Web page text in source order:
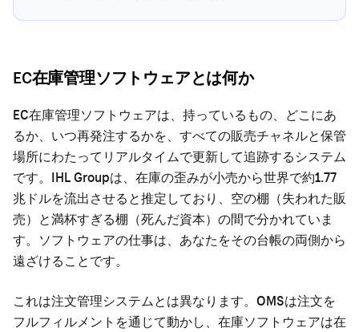
EC在庫管理ソフトウェアとは何か
EC在庫管理ソフトウェアは、持っているもの、どこにあ
るか、いつ再発注するかを、すべての販売チャネルと保管
場所にわたってリアルタイムで更新して追跡するシステム
です。IHL Groupは、在庫の歪みが小売から世界で約1.77
兆ドルを流出させると推定しており、空の棚（失われた販
売）と満杯すぎる棚（死んだ資本）の間で分かれていま
す。ソフトウェアの仕事は、あなたをその台帳の両側から
遠ざけることです。
これは注文管理システムとは異なります。OMSは注文を
フルフィルメントを通じて動かし、在庫ソフトウェアは在